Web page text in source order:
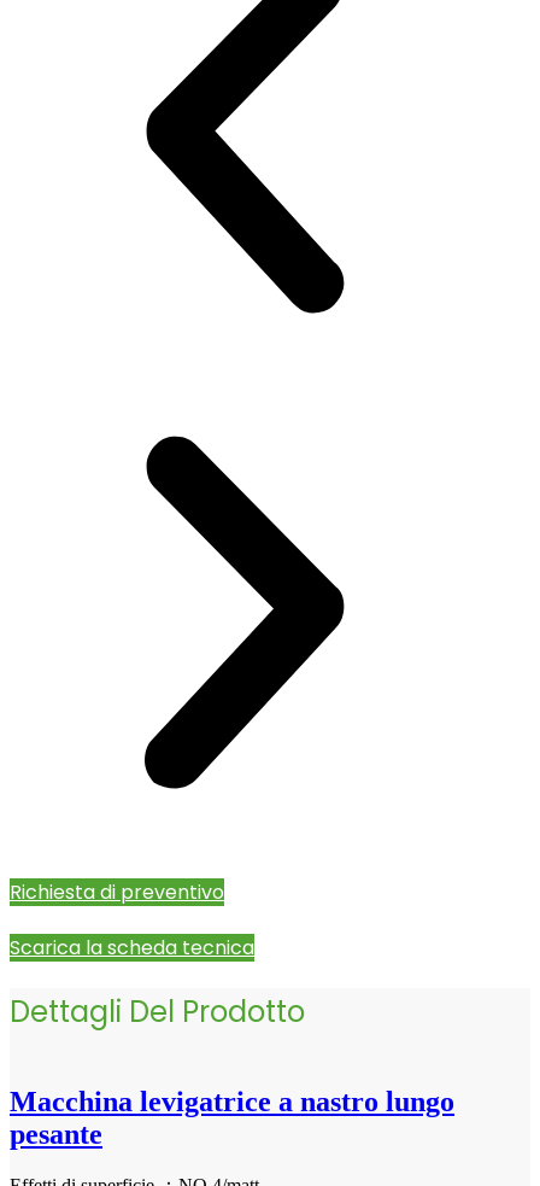
Richiesta di preventivo
Scarica la scheda tecnica
Dettagli Del Prodotto
Macchina levigatrice a nastro lungo
pesante